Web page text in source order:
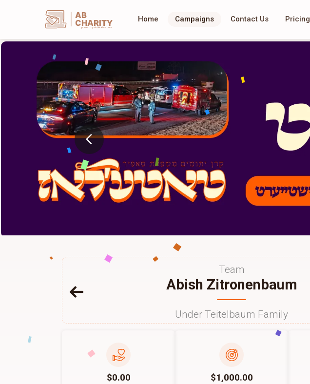
AB
CHARITY
powerd by ahblicklive.com
Home Campaigns Contact Us Pricing
Team
Abish Zitronenbaum
Under Teitelbaum Family
$0.00 $1,000.00